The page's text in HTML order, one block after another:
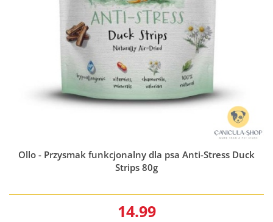
Ollo - Przysmak funkcjonalny dla psa Anti-Stress Duck
Strips 80g
14.99